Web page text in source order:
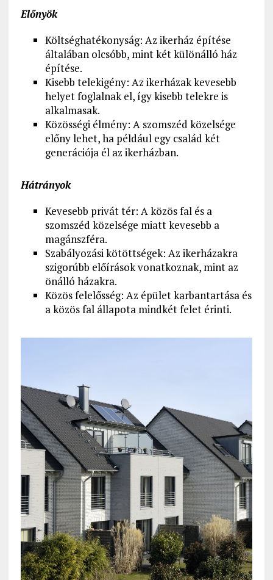
Előnyök
Költséghatékonyság: Az ikerház építése
általában olcsóbb, mint két különálló ház
építése.
Kisebb telekigény: Az ikerházak kevesebb
helyet foglalnak el, így kisebb telekre is
alkalmasak.
Közösségi élmény: A szomszéd közelsége
előny lehet, ha például egy család két
generációja él az ikerházban.
Hátrányok
Kevesebb privát tér: A közös fal és a
szomszéd közelsége miatt kevesebb a
magánszféra.
Szabályozási kötöttségek: Az ikerházakra
szigorúbb előírások vonatkoznak, mint az
önálló házakra.
Közös felelősség: Az épület karbantartása és
a közös fal állapota mindkét felet érinti.